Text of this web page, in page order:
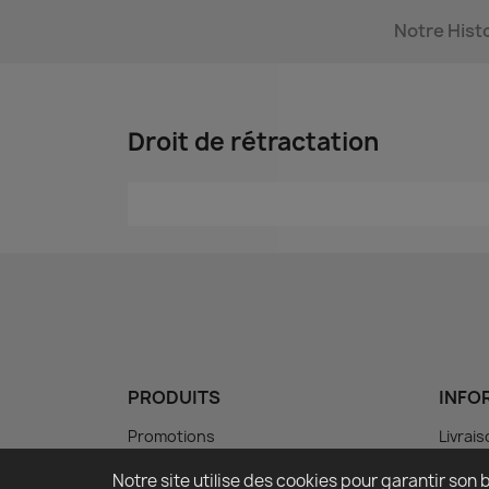
Notre
Droit de rétractation
PRODUITS
Promotions
Notre site utilise des cookies pour garantir son